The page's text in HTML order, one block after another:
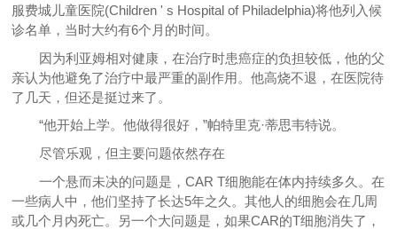
服费城儿童医院(Children ' s Hospital of Philadelphia)将他列入候
诊名单，当时大约有6个月的时间。
因为利亚姆相对健康，在治疗时患癌症的负担较低，他的父
亲认为他避免了治疗中最严重的副作用。他高烧不退，在医院待
了几天，但还是挺过来了。
“他开始上学。他做得很好，”帕特里克·蒂思韦特说。
尽管乐观，但主要问题依然存在
一个悬而未决的问题是，CAR T细胞能在体内持续多久。在
一些病人中，他们坚持了长达5年之久。其他人的细胞会在几周
或几个月内死亡。另一个大问题是，如果CAR的T细胞消失了，